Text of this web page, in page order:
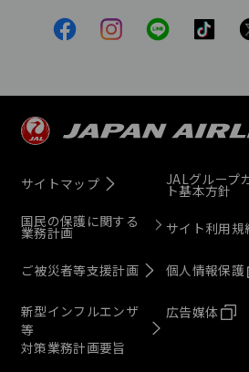
サイトマップ
国民の保護に関する
業務計画
ご被災者等支援計画
新型インフルエンザ
等
対策業務計画要旨
JALグループ
ト基本方針
サイト利用規
個人情報保護
広告媒体